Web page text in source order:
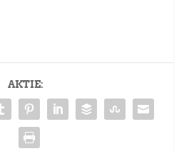
AKTIE: